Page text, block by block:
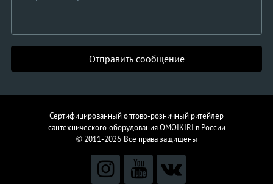
Отправить сообщение
Сертифицированный оптово-розничный ритейлер
сантехнического оборудованияOMOIKIRI в России
© 2011-2026 Все права защищены